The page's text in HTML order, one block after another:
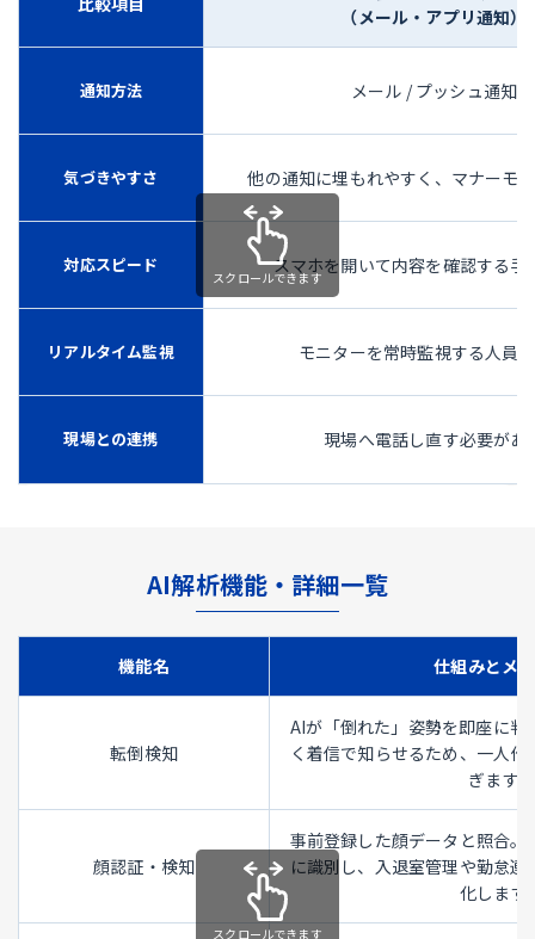
（メール・アプリ通知）
通知方法 メール / プッシュ通知
気づきやすさ 他の通知に埋もれやすく、マナーモ
対応スピード スマホを開いて内容を確認する手
リアルタイム監視 モニターを常時監視する人員
現場との連携 現場へ電話し直す必要があ
AI解析機能・詳細一覧
機能名 仕組みとメ
転倒検知
AIが「倒れた」姿勢を即座に判
く着信で知らせるため、一人
ぎます。
顔認証・検知
事前登録した顔データと照合
に識別し、入退室管理や勤怠
化します